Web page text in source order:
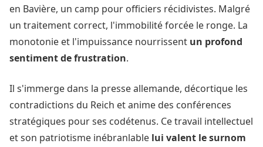
en Bavière, un camp pour officiers récidivistes. Malgré
un traitement correct, l'immobilité forcée le ronge. La
monotonie et l'impuissance nourrissent un profond
sentiment de frustration.
Il s'immerge dans la presse allemande, décortique les
contradictions du Reich et anime des conférences
stratégiques pour ses codétenus. Ce travail intellectuel
et son patriotisme inébranlable lui valent le surnom